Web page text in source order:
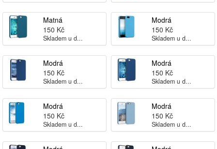
Matná
150 Kč
Skladem u d...
Modrá
150 Kč
Skladem u d...
Modrá
150 Kč
Skladem u d...
Modrá
150 Kč
Skladem u d...
Modrá
150 Kč
Skladem u d...
Modrá
150 Kč
Skladem u d...